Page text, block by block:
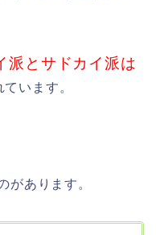
派とサドカイ派は
います。
があります。